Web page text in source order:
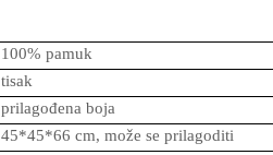
100% pamuk
tisak
prilagođena boja
45*45*66 cm, može se prilagoditi